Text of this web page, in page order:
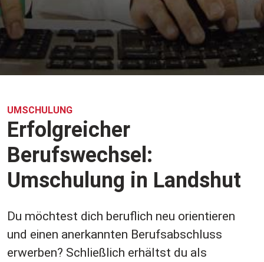
UMSCHULUNG
Erfolgreicher
Berufswechsel:
Umschulung in Landshut
Du möchtest dich beruflich neu orientieren
und einen anerkannten Berufsabschluss
erwerben? Schließlich erhältst du als